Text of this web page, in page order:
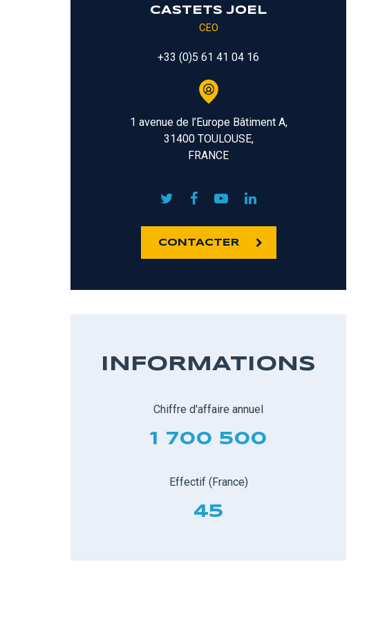
CASTETS JOEL
CEO
+33 (0)5 61 41 04 16
1 avenue de l’Europe Bâtiment A,
31400 TOULOUSE,
FRANCE
CONTACTER
INFORMATIONS
Chiffre d'affaire annuel
1 700 500
Effectif (France)
45